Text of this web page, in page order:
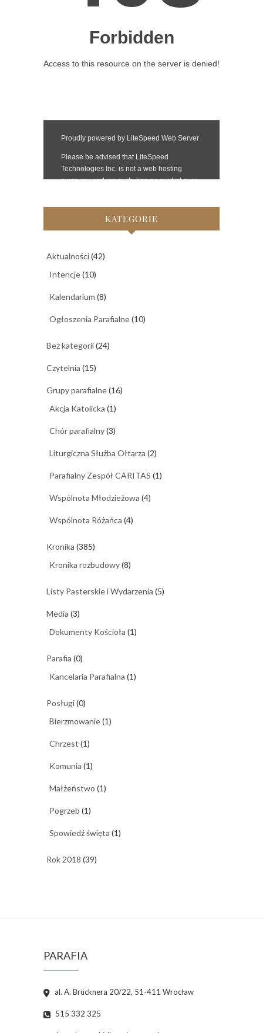
KATEGORIE
Aktualności(42)
Intencje(10)
Kalendarium (8)
Ogłoszenia Parafialne(10)
Bez kategorii(24)
Czytelnia (15)
Grupy parafialne(16)
Akcja Katolicka (1)
Chór parafialny(3)
Liturgiczna Służba Ołtarza (2)
Parafialny Zespół CARITAS (1)
Wspólnota Młodzieżowa (4)
Wspólnota Różańca (4)
Kronika (385)
Kronika rozbudowy(8)
Listy Pasterskie i Wydarzenia (5)
Media (3)
Dokumenty Kościoła (1)
Parafia (0)
Kancelaria Parafialna (1)
Posługi(0)
Bierzmowanie(1)
Chrzest (1)
Komunia (1)
Małżeństwo (1)
Pogrzeb (1)
Spowiedź święta (1)
Rok 2018 (39)
PARAFIA
al. A. Brücknera 20/22, 51-411 Wrocław
515 332 325